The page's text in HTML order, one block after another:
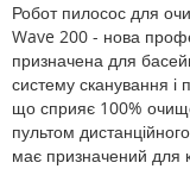
Робот пилосос для
Wave 200 - нова
призначена для
систему сканування
що сприяє 100%
пультом
має призначений для